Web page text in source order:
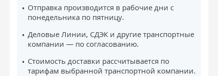
Отправка производится в рабочие дни с
понедельника по пятницу.
Деловые Линии, СДЭК и другие транспортные
компании — по согласованию.
Стоимость доставки рассчитывается по
тарифам выбранной транспортной компании.